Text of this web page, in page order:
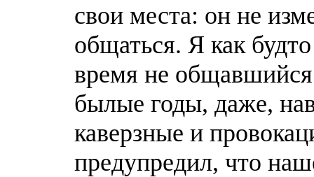
свои места: он не
общаться. Я как
время не общавшийся
былые годы, даже,
каверзные и
предупредил, что